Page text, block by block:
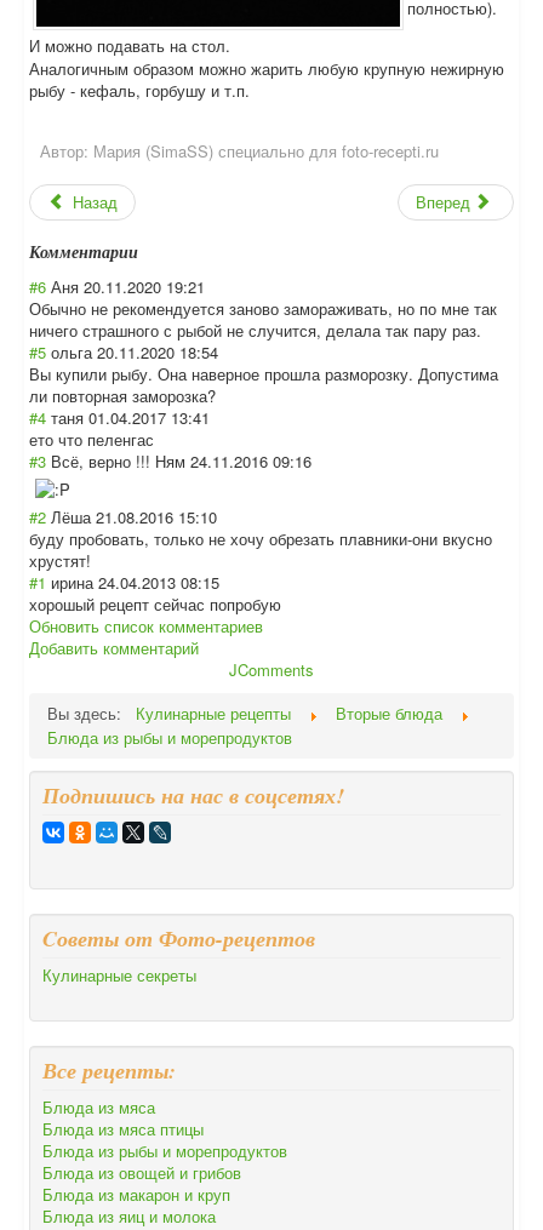
полностью).
И можно подавать на стол.
Аналогичным образом можно жарить любую крупную нежирную
рыбу - кефаль, горбушу и т.п.
Автор: Мария (SimaSS) специально для foto-recepti.ru
Назад Вперед
Комментарии
#6 Аня 20.11.2020 19:21
Обычно не рекомендуется заново замораживать, но по мне так
ничего страшного с рыбой не случится, делала так пару раз.
#5 ольга 20.11.2020 18:54
Вы купили рыбу. Она наверное прошла разморозку. Допустима
ли повторная заморозка?
#4 таня 01.04.2017 13:41
ето что пеленгас
#3 Всё, верно !!! Ням 24.11.2016 09:16
#2 Лёша 21.08.2016 15:10
буду пробовать, только не хочу обрезать плавники-они вкусно
хрустят!
#1 ирина 24.04.2013 08:15
хорошый рецепт сейчас попробую
Обновить список комментариев
Добавить комментарий
JComments
Вы здесь:
Кулинарные рецепты
Вторые блюда
Блюда из рыбы и морепродуктов
Подпишись на нас в соцсетях!
Cоветы от Фото-рецептов
Кулинарные секреты
Все рецепты:
Блюда из мяса
Блюда из мяса птицы
Блюда из рыбы и морепродуктов
Блюда из овощей и грибов
Блюда из макарон и круп
Блюда из яиц и молока